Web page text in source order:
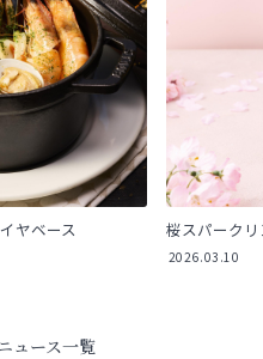
ヤベース 桜スパーク
2026.03.10
ュース一覧